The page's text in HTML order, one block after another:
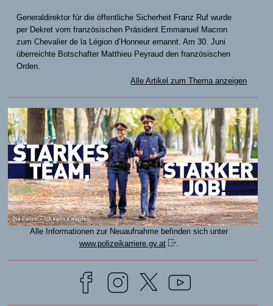
Generaldirektor für die öffentliche Sicherheit Franz Ruf wurde
per Dekret vom französischen Präsident Emmanuel Macron
zum Chevalier de la Légion d’Honneur ernannt. Am 30. Juni
überreichte Botschafter Matthieu Peyraud den französischen
Orden.
Alle Artikel zum Thema anzeigen
Alle Informationen zur Neuaufnahme befinden sich unter
www.polizeikarriere.gv.at
.